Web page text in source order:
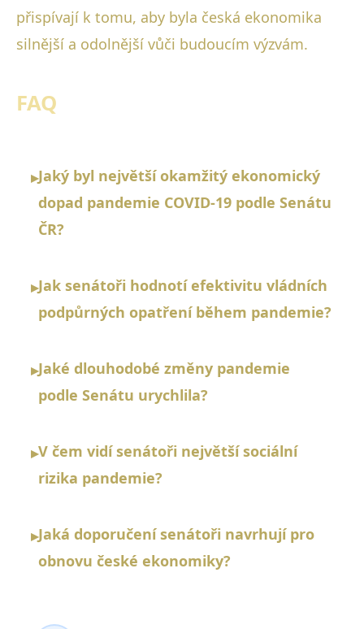
přispívají k tomu, aby byla česká ekonomika
silnější a odolnější vůči budoucím výzvám.
FAQ
▸Jaký byl největší okamžitý ekonomický
dopad pandemie COVID-19 podle Senátu
ČR?
▸Jak senátoři hodnotí efektivitu vládních
podpůrných opatření během pandemie?
▸Jaké dlouhodobé změny pandemie
podle Senátu urychlila?
▸V čem vidí senátoři největší sociální
rizika pandemie?
▸Jaká doporučení senátoři navrhují pro
obnovu české ekonomiky?